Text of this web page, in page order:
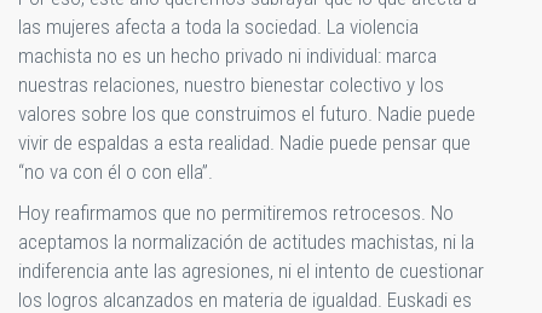
las mujeres afecta a toda la sociedad. La violencia
machista no es un hecho privado ni individual: marca
nuestras relaciones, nuestro bienestar colectivo y los
valores sobre los que construimos el futuro. Nadie puede
vivir de espaldas a esta realidad. Nadie puede pensar que
“no va con él o con ella”.
Hoy reafirmamos que no permitiremos retrocesos. No
aceptamos la normalización de actitudes machistas, ni la
indiferencia ante las agresiones, ni el intento de cuestionar
los logros alcanzados en materia de igualdad. Euskadi es